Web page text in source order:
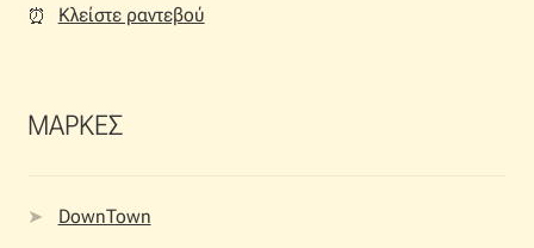
⏰︎
Κλείστε ραντεβού
ΜΑΡΚΕΣ
DownTown